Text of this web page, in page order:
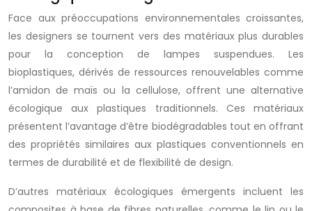
Face aux préoccupations environnementales croissantes,
les designers se tournent vers des matériaux plus durables
pour la conception de lampes suspendues. Les
bioplastiques, dérivés de ressources renouvelables comme
l’amidon de maïs ou la cellulose, offrent une alternative
écologique aux plastiques traditionnels. Ces matériaux
présentent l’avantage d’être biodégradables tout en offrant
des propriétés similaires aux plastiques conventionnels en
termes de durabilité et de flexibilité de design.
D’autres matériaux écologiques émergents incluent les